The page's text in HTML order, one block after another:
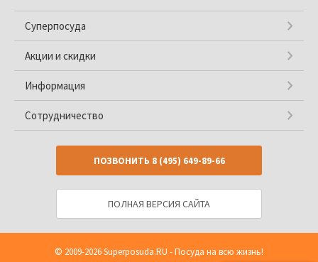
Суперпосуда
Акции и скидки
Информация
Сотрудничество
ПОЗВОНИТЬ 8 (495) 649-89-66
ПОЛНАЯ ВЕРСИЯ САЙТА
© 2009-2026Superposuda.RU - Посуда на всю жизнь!